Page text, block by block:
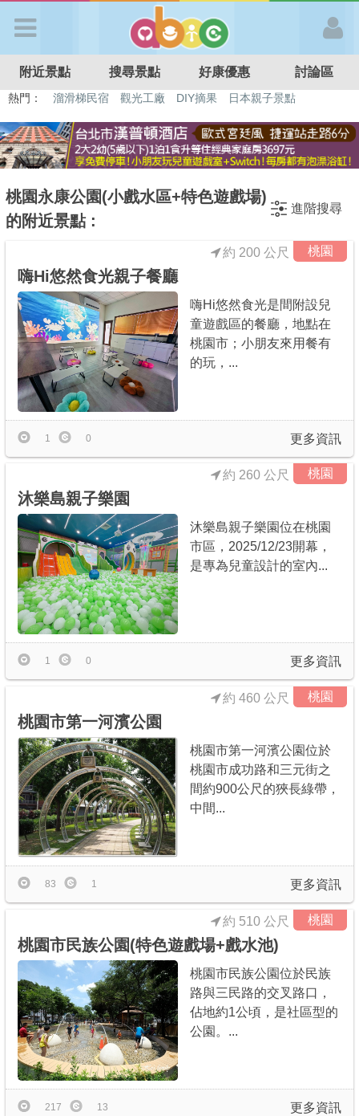
APP登入
首 頁
好康優惠
最新消息
最新留言
商家合作
推薦景點
討論區
聯絡我們
APP下載
附近景點 搜尋景點 好康優惠 討論區
熱門： 溜滑梯民宿 觀光工廠 DIY摘果
日本親子景點
桃園永康公園(小戲水區+特色遊戲場)
的附近景點 :
進階搜尋
桃園
約 200 公尺
嗨Hi悠然食光親子餐廳
嗨Hi悠然食光是間附設兒
童遊戲區的餐廳，地點在
桃園市；小朋友來用餐有
的玩，...
更多資訊
1 0
桃園
約 260 公尺
沐樂島親子樂園
沐樂島親子樂園位在桃園
市區，2025/12/23開幕，
是專為兒童設計的室內...
更多資訊
1 0
桃園
約 460 公尺
桃園市第一河濱公園
桃園市第一河濱公園位於
桃園市成功路和三元街之
間約900公尺的狹長綠帶，
中間...
更多資訊
83 1
桃園
約 510 公尺
桃園市民族公園(特色遊戲場+戲水池)
桃園市民族公園位於民族
路與三民路的交叉路口，
佔地約1公頃，是社區型的
公園。...
更多資訊
217 13